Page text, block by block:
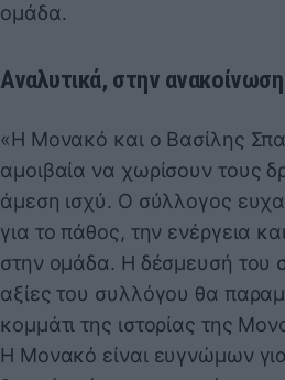
ομάδα.
Αναλυτικά, στην
«Η Μονακό και ο Βασίλης
αμοιβαία να χωρίσουν τους
άμεση ισχύ. Ο σύλλογος
για το πάθος, την ενέργεια
στην ομάδα. Η δέσμευσή του
αξίες του συλλόγου θα
κομμάτι της ιστορίας της
Η Μονακό είναι ευγνώμων